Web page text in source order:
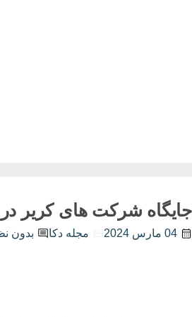
جایگاه شرکت های کریر
04 مارس 2024 مجله دکا بدون